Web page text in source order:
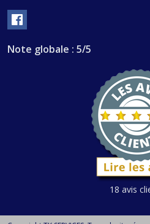
Note globale : 5/5
18 avis